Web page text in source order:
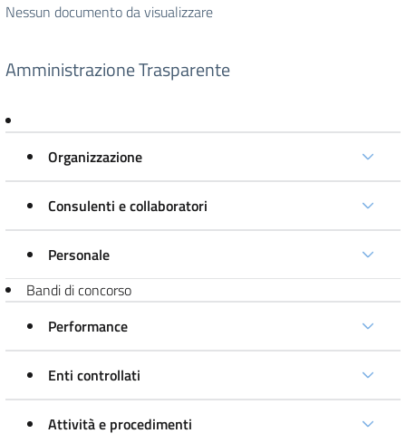
Nessun documento da visualizzare
Amministrazione Trasparente
Organizzazione
Consulenti e collaboratori
Personale
Bandi di concorso
Performance
Enti controllati
Attività e procedimenti